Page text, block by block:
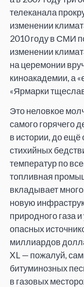
телеканала
изменении
2010 году в СМИ
изменении
на церемонии
киноакадемии, а
«Ярмарки
Это неловкое
самого горячего
в истории, до
стихийных
температур по
топливная
вкладывает
новую
природного газа
опасных
миллиардов
XL — пожалуй,
битуминозных
в газовых